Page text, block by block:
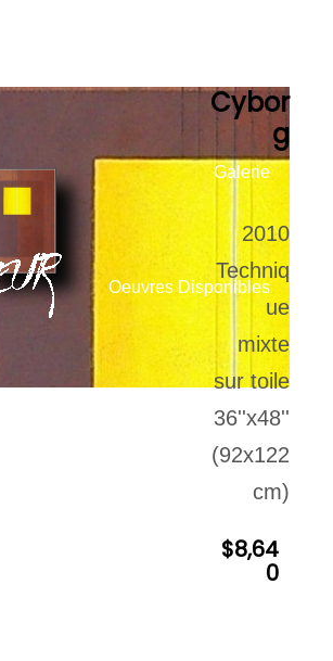
Galerie
Oeuvres Disponibles
Cybor
g
2010
Techniq
ue
mixte
sur toile
36''x48''
(92x122
cm)
$8,64
0